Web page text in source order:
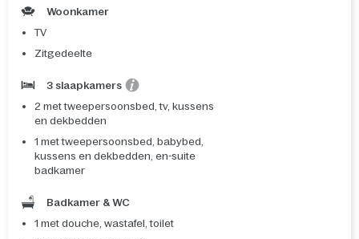
Woonkamer
TV
Zitgedeelte
3 slaapkamers
2 met tweepersoonsbed, tv, kussens
en dekbedden
1 met tweepersoonsbed, babybed,
kussens en dekbedden, en-suite
badkamer
Badkamer & WC
1 met douche, wastafel, toilet